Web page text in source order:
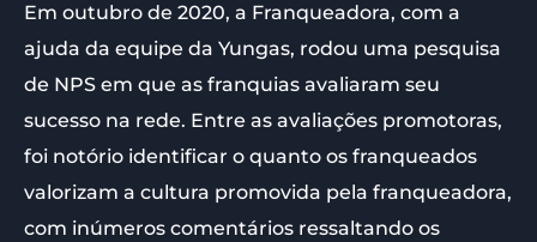
Em outubro de 2020, a Franqueadora, com a
ajuda da equipe da Yungas, rodou uma pesquisa
de NPS em que as franquias avaliaram seu
sucesso na rede. Entre as avaliações promotoras,
foi notório identificar o quanto os franqueados
valorizam a cultura promovida pela franqueadora,
com inúmeros comentários ressaltando os